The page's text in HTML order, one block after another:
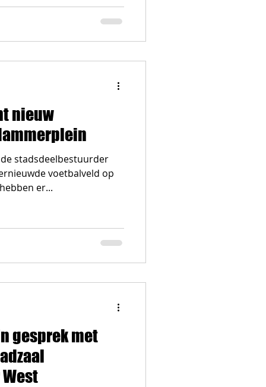
nieuw
stadsdeelbestuurder
voetbalveld op
er...
gesprek met